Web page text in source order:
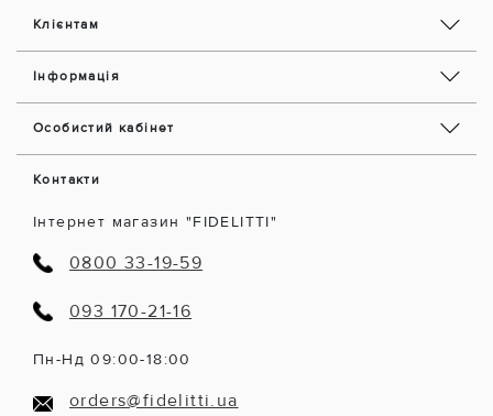
Клієнтам
Інформація
Особистий кабінет
Контакти
Інтернет магазин "FIDELITTI"
0800 33-19-59
093 170-21-16
Пн-Нд 09:00-18:00
orders@fidelitti.ua